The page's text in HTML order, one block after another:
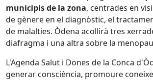
municipis de la zona, centrades en
de gènere en el diagnòstic, el
de malalties. Òdena acollirà tres
diafragma i una altra sobre la
L'Agenda Salut i Dones de la Conca
generar consciència, promoure